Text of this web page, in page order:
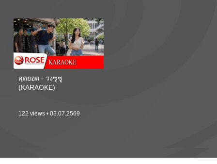
สุดยอด - วงซูซู
(KARAOKE)
122 views • 03.07.2569